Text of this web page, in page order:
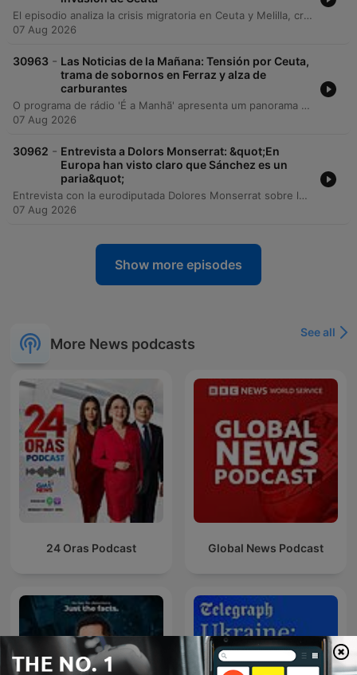
El episodio analiza la crisis migratoria en Ceuta y Melilla, criticando la gestión del Gobierno de España y la falta de respuesta institucional ante la entrada masiva de personas. Se debate sobre las implicaciones políticas de la relación con Marruecos, la dificultad en la identificación de menores y el papel del Rey como símbolo del Estado. Asimismo, se abordan temas de actualidad económica como el desempeño del IBEX 35 y el precio de los combustibles, junto con debates sobre la organización del Mundial de fútbol 2030 y las repercusiones geopolíticas de sus posibles sedes.
07 Aug 2026
30963 - Las Noticias de la Mañana: Tensión por Ceuta,
trama de sobornos en Ferraz y alza de
carburantes
O programa de rádio 'É a Manhã' apresenta um panorama abrangente das principais notícias da Espanha e do cenário internacional em agosto de 2026. A edição aborda tensões políticas na Andaluzia relacionadas à violência doméstica, investigações de corrupção envolvendo o PSOE e debates sobre gestão pública em Madrid. No âmbito internacional, são discutidos os diálogos políticos na Venezuela e a posse de Abelardo de la Espriella na Colômbia. A cobertura inclui ainda atualizações sobre saúde pública, como casos de vírus em Galiza, crises climáticas com incêndios florestais, o aumento nos preços de combustíveis e energia, além de um resumo esportivo detalhando movimentações no mercado de transferências do Real Madrid e Barcelona, bem como as competições de MotoGP e tênis.
07 Aug 2026
30962 - Entrevista a Dolors Monserrat: &quot;En
Europa han visto claro que Sánchez es un
paria&quot;
Entrevista con la eurodiputada Dolores Monserrat sobre la crisis migratoria en Ceuta y la gestión del gobierno de Pedro Sánchez. La invitada analiza la falta de coordinación entre el Estado español y la Unión Europea, señalando que España no ha solicitado los apoyos necesarios de Frontex y que existe una falta de identificación de los individuos presentes en la frontera. La conversación aborda las implicaciones de seguridad nacional e integridad territorial, la necesidad de aplicar la directiva de retornos para menores no vulnerables y la importancia de reforzar la diplomacia migratoria con países terceros como Marruecos. Monserrat critica la postura del gobierno español frente a los mecanismos europeos de protección de fronteras y advierte sobre las posibles consecuencias en el espacio Schengen.
07 Aug 2026
Show more episodes
More News podcasts
See all
24 Oras Podcast Global News Podcast